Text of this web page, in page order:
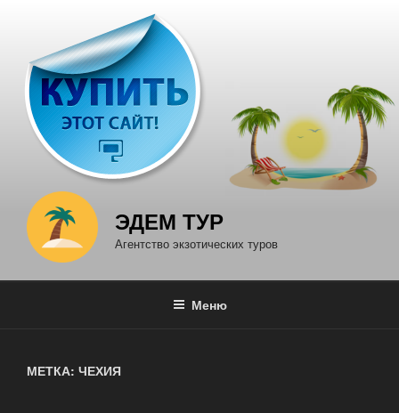
содержимому
ЭДЕМ ТУР
Агентство экзотических туров
Меню
МЕТКА: ЧЕХИЯ